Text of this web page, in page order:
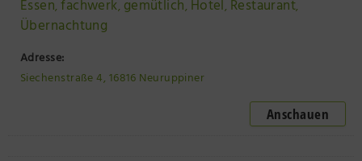
Essen,fachwerk, gemütlich, Hotel, Restaurant,
Übernachtung
Adresse:
Siechenstraße 4, 16816 Neuruppiner
Anschauen